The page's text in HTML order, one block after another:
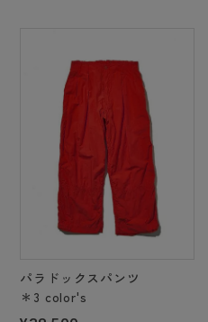
パラドックスパンツ
＊3 color's